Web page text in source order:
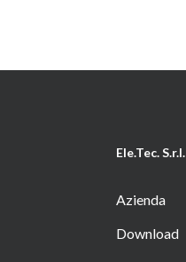
Ele.Tec. S.r.l.
Azienda
Download